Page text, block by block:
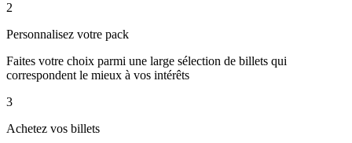
2
Personnalisez votre pack
Faites votre choix parmi une large sélection de billets qui
correspondent le mieux à vos intérêts
3
Achetez vos billets